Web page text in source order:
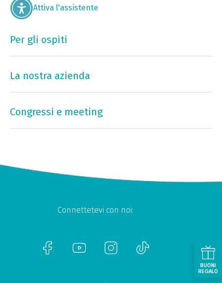
Attiva l'assistente
Per gli ospiti
La nostra azienda
Congressi e meeting
Connettetevi con noi:
BUONI
REGALO